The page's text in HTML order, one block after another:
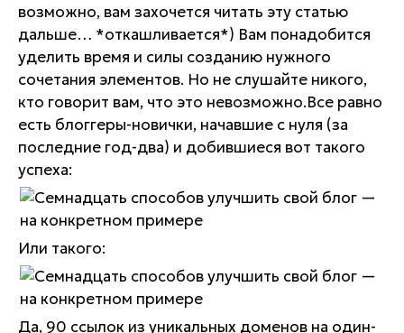
возможно, вам захочется читать эту статью
дальше… *откашливается*) Вам понадобится
уделить время и силы созданию нужного
сочетания элементов. Но не слушайте никого,
кто говорит вам, что это невозможно.Все равно
есть блоггеры-новички, начавшие с нуля (за
последние год-два) и добившиеся вот такого
успеха:
Или такого:
Да, 90 ссылок из уникальных доменов на один-